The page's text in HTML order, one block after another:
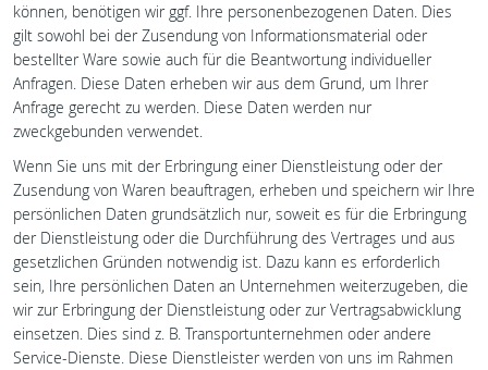
können, benötigen wir ggf. Ihre personenbezogenen Daten. Dies
gilt sowohl bei der Zusendung von Informationsmaterial oder
bestellter Ware sowie auch für die Beantwortung individueller
Anfragen. Diese Daten erheben wir aus dem Grund, um Ihrer
Anfrage gerecht zu werden. Diese Daten werden nur
zweckgebunden verwendet.
Wenn Sie uns mit der Erbringung einer Dienstleistung oder der
Zusendung von Waren beauftragen, erheben und speichern wir Ihre
persönlichen Daten grundsätzlich nur, soweit es für die Erbringung
der Dienstleistung oder die Durchführung des Vertrages und aus
gesetzlichen Gründen notwendig ist. Dazu kann es erforderlich
sein, Ihre persönlichen Daten an Unternehmen weiterzugeben, die
wir zur Erbringung der Dienstleistung oder zur Vertragsabwicklung
einsetzen. Dies sind z. B. Transportunternehmen oder andere
Service-Dienste. Diese Dienstleister werden von uns im Rahmen